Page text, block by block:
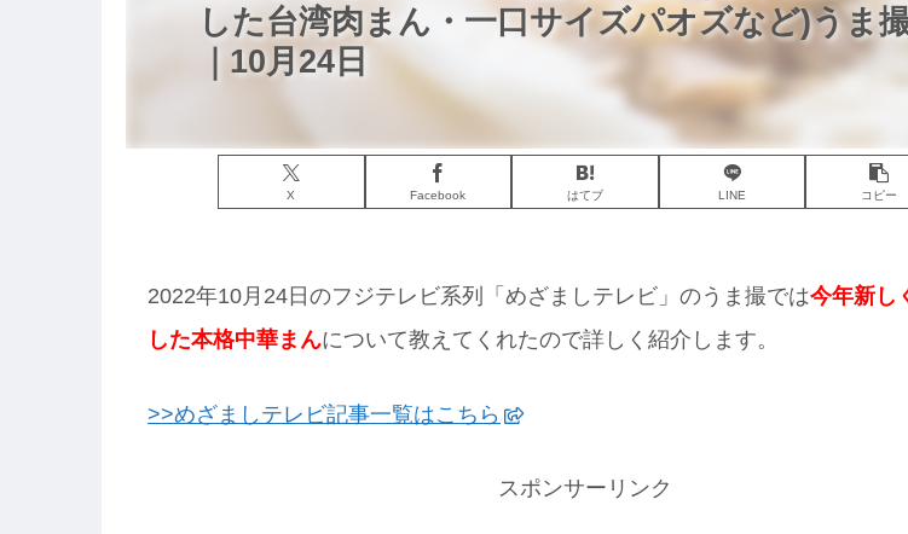
した台湾肉まん・一口サイズパオズなど)うま
｜10月24日
X Facebook はてブ LINE コピー
2022年10月24日のフジテレビ系列「めざましテレビ」のうま撮では今年新し
した本格中華まんについて教えてくれたので詳しく紹介します。
>>めざましテレビ記事一覧はこちら
スポンサーリンク